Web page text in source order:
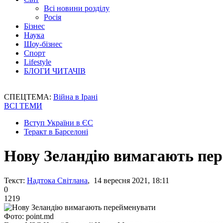
Всі новини розділу
Росія
Бізнес
Наука
Шоу-бізнес
Спорт
Lifestyle
БЛОГИ ЧИТАЧІВ
СПЕЦТЕМА: Війна в Ірані
ВСІ ТЕМИ
Вступ України в ЄС
Теракт в Барселоні
Нову Зеландію вимагають
Текст: Надтока Світлана, 14 вересня 2021, 18:11
0
1219
Фото: point.md